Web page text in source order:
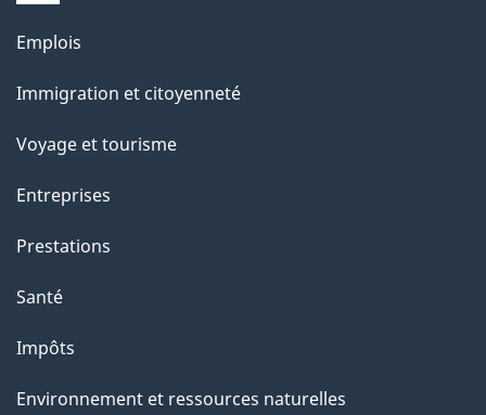
l
a
p
a
g
e
Thèmes
sujets
Emplois
Immigration et citoyenneté
Voyage et tourisme
Entreprises
Prestations
Santé
Impôts
Environnement et ressources naturelles